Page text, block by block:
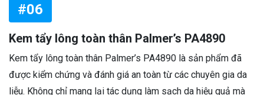
#06
Kem tẩy lông toàn thân Palmer’s PA4890
Kem tẩy lông toàn thân Palmer’s PA4890 là sản phẩm đã
được kiểm chứng và đánh giá an toàn từ các chuyên gia da
liễu. Không chỉ mang lại tác dụng làm sạch da hiệu quả mà